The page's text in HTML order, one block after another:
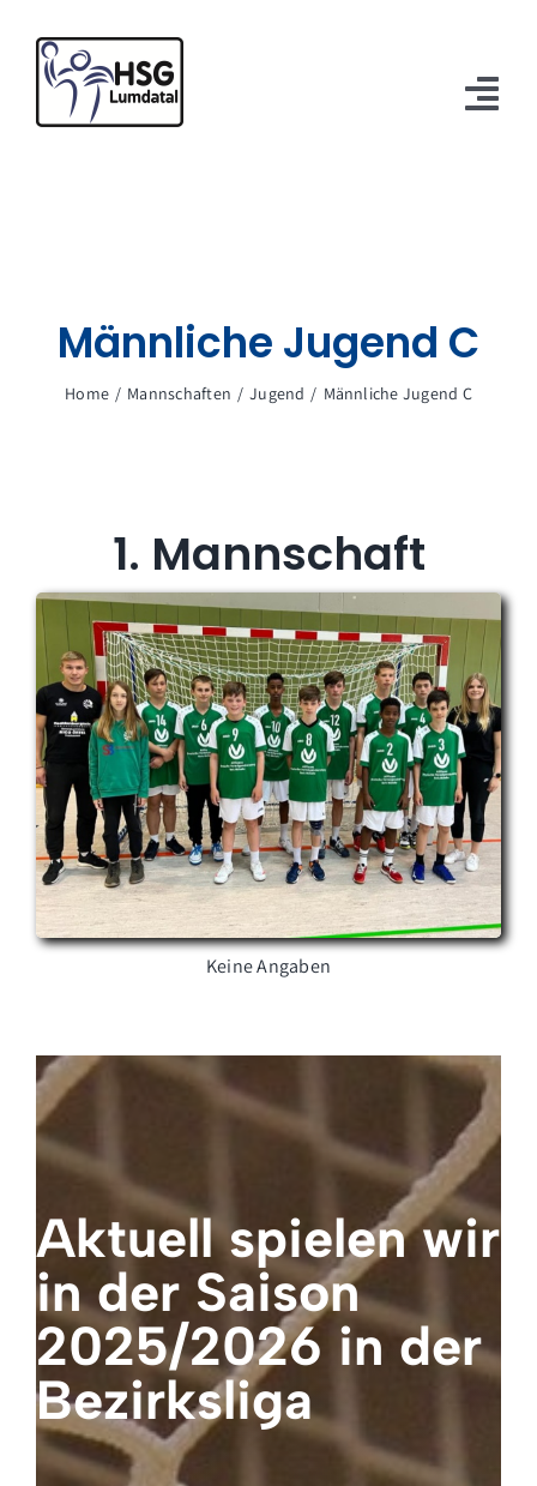
Inhalt
springen
Männliche Jugend C
Home Mannschaften Jugend Männliche Jugend C
1. Mannschaft
Keine Angaben
Aktuell spielen wir
in der Saison
2025/2026 in der
Bezirksliga